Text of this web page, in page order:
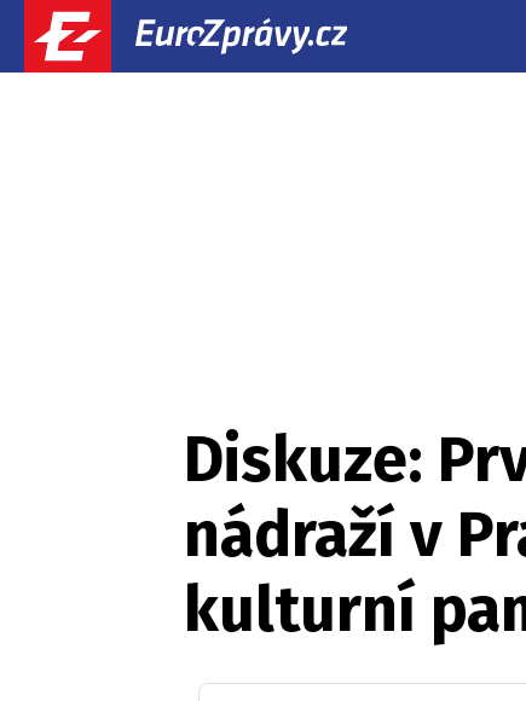
Diskuze:
nádraží v
kulturní